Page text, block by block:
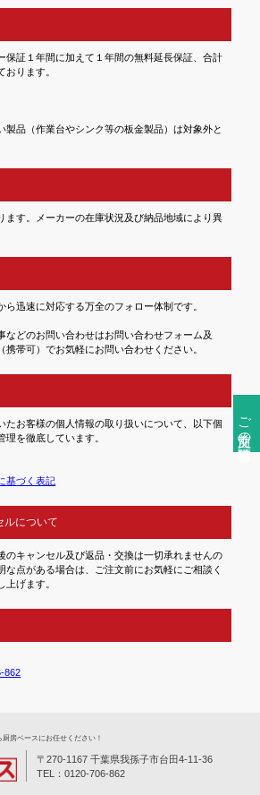
ご注文前の確認事項
保証１年間に加えて１年間の無料延長保証、合計
おります。
品（作業台やシンク等の板金製品）は対象外と
ます。メーカーの在庫状況及び納品地域により異
ら迅速に対応する万全のフォロー体制です。
などのお問い合わせはお問い合わせフォーム及
携帯可）でお気軽にお問い合わせください。
たお客様の個人情報の取り扱いについて、以下個
理を徹底しています。
基づく表記
ルについて
のキャンセル及び返品・交換は一切承れませんの
な点がある場合は、ご注文前にお気軽にご相談く
上げます。
862
房ベースにお任せください！
〒270-1167 千葉県我孫子市台田4-11-36
TEL：0120-706-862